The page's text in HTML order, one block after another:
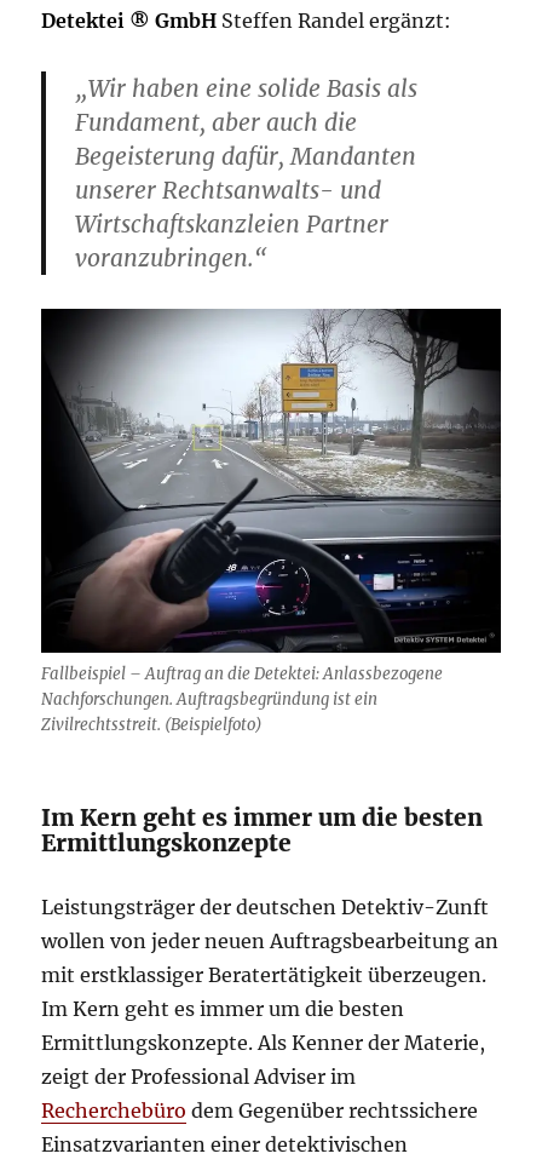
Detektei ® GmbH Steffen Randel ergänzt:
„Wir haben eine solide Basis als
Fundament, aber auch die
Begeisterung dafür, Mandanten
unserer Rechtsanwalts- und
Wirtschaftskanzleien Partner
voranzubringen.“
Fallbeispiel – Auftrag an die Detektei: Anlassbezogene
Nachforschungen. Auftragsbegründung ist ein
Zivilrechtsstreit. (Beispielfoto)
Im Kern geht es immer um die besten
Ermittlungskonzepte
Leistungsträger der deutschen Detektiv-Zunft
wollen von jeder neuen Auftragsbearbeitung an
mit erstklassiger Beratertätigkeit überzeugen.
Im Kern geht es immer um die besten
Ermittlungskonzepte. Als Kenner der Materie,
zeigt der Professional Adviser im
Recherchebüro dem Gegenüber rechtssichere
Einsatzvarianten einer detektivischen